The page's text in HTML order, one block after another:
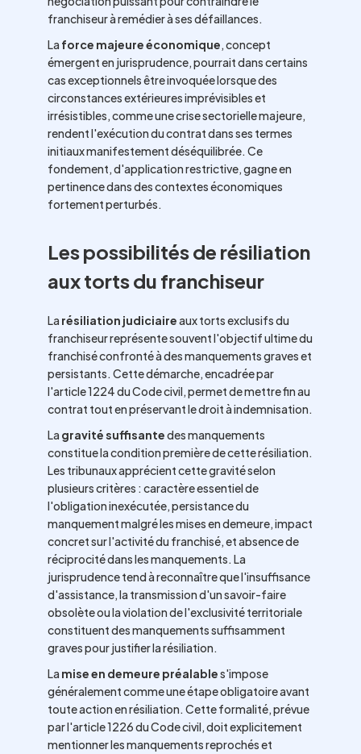
franchiseur à remédier à ses défaillances.
La force majeure économique, concept
émergent en jurisprudence, pourrait dans certains
cas exceptionnels être invoquée lorsque des
circonstances extérieures imprévisibles et
irrésistibles, comme une crise sectorielle majeure,
rendent l'exécution du contrat dans ses termes
initiaux manifestement déséquilibrée. Ce
fondement, d'application restrictive, gagne en
pertinence dans des contextes économiques
fortement perturbés.
Les possibilités de résiliation
aux torts du franchiseur
La résiliation judiciaireaux torts exclusifs du
franchiseur représente souvent l'objectif ultime du
franchisé confronté à des manquements graves et
persistants. Cette démarche, encadrée par
l'article 1224 du Code civil, permet de mettre fin au
contrat tout en préservant le droit à indemnisation.
La gravité suffisantedes manquements
constitue la condition première de cette résiliation.
Les tribunaux apprécient cette gravité selon
plusieurs critères : caractère essentiel de
l'obligation inexécutée, persistance du
manquement malgré les mises en demeure, impact
concret sur l'activité du franchisé, et absence de
réciprocité dans les manquements. La
jurisprudence tend à reconnaître que l'insuffisance
d'assistance, la transmission d'un savoir-faire
obsolète ou la violation de l'exclusivité territoriale
constituent des manquements suffisamment
graves pour justifier la résiliation.
La mise en demeure préalables'impose
généralement comme une étape obligatoire avant
toute action en résiliation. Cette formalité, prévue
par l'article 1226 du Code civil, doit explicitement
mentionner les manquements reprochés et